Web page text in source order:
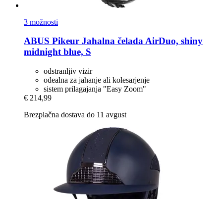
3 možnosti
ABUS Pikeur Jahalna čelada AirDuo, shiny
midnight blue, S
odstranljiv vizir
odealna za jahanje ali kolesarjenje
sistem prilagajanja "Easy Zoom"
€ 214,99
Brezplačna dostava do 11 avgust